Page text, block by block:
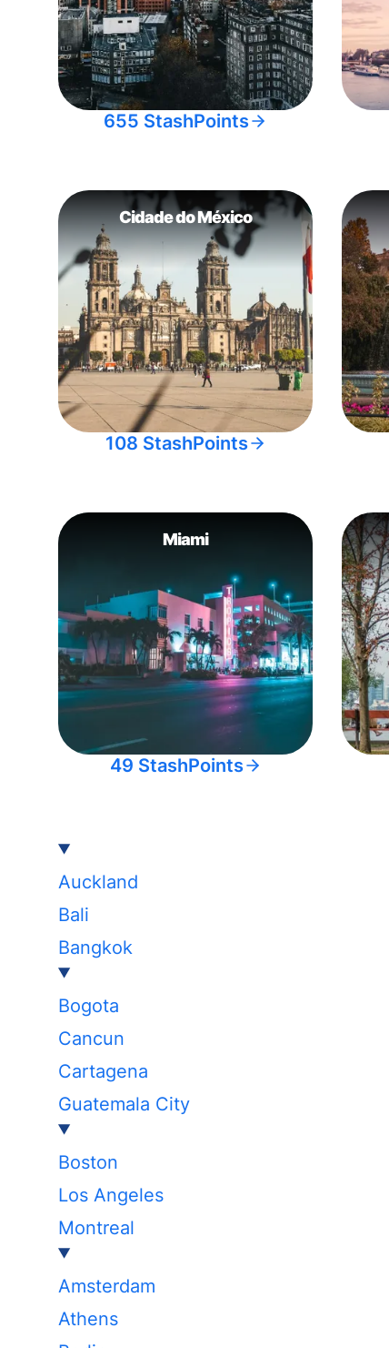
655 StashPoints
Cidade do México
108 StashPoints
Miami
49 StashPoints
Auckland
Bali
Bangkok
Bogota
Cancun
Cartagena
Guatemala City
Boston
Los Angeles
Montreal
Amsterdam
Athens